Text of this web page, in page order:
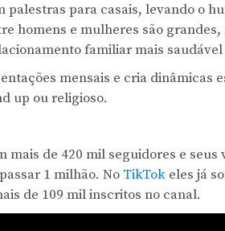
palestras para casais, levando o
homens e mulheres são
familiar mais
mensais e cria dinâmicas
up ou religioso.
mais de 420 mil seguidores e
1 milhão. No TikTokeles já
de 109 mil inscritos no canal.